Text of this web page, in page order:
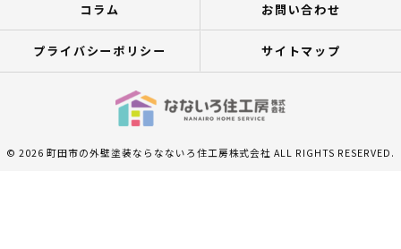
コラム お問い合わせ
プライバシーポリシー サイトマップ
© 2026 町田市の外壁塗装ならなないろ住工房株式会社 ALL RIGHTS RESERVED.